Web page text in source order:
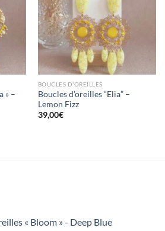
» –
BOUCLES D'OREILLES
Boucles d’oreilles “Elia” –
Lemon Fizz
39,00€
« Bloom » - Deep Blue